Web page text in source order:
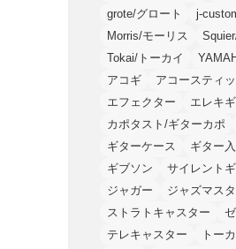
grote/グロート
j-
Morris/モーリス
Tokai/トーカイ
アコギ
アコースティ
エフェクター
エレキ
カポタスト/ギターカポ
ギターケース
ギター
ギブソン
サイレント
ジャガー
ジャズマス
ストラトキャスター
テレキャスター
トー